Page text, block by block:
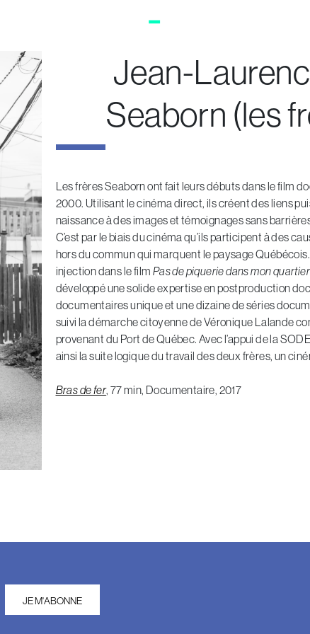
Jean-
Seaborn (les
Les frères Seaborn ont fait leurs débuts dans le film
2000. Utilisant le cinéma direct, ils créent des liens
naissance à des images et témoignages sans
C’est par le biais du cinéma qu’ils participent à des
hors du commun qui marquent le paysage
injection dans le film Pas de piquerie dans mon quartier
développé une solide expertise en postproduction
documentaires unique et une dizaine de séries
suivi la démarche citoyenne de Véronique Lalande
provenant du Port de Québec. Avec l’appui de la
ainsi la suite logique du travail des deux frères, un
Bras de fer, 77 min, Documentaire, 2017
JE M'ABONNE